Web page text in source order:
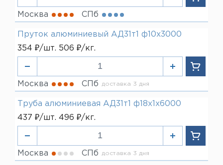
Москва СПб
Пруток алюминиевый АД31т1 ф10х3000
354 ₽/шт. 506 ₽/кг.
Москва СПб доставка 3 дня
Труба алюминиевая АД31т1 ф18х1х6000
437 ₽/шт. 496 ₽/кг.
Москва СПб доставка 3 дня